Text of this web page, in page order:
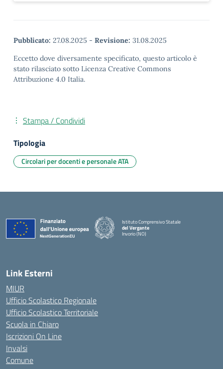
Pubblicato: 27.08.2025 - Revisione: 31.08.2025
Eccetto dove diversamente specificato, questo articolo è
stato rilasciato sotto Licenza Creative Commons
Attribuzione 4.0 Italia.
Stampa / Condividi
Tipologia
Circolari per docenti e personale ATA
Istituto Comprensivo Statale
del Vergante
Invorio (NO)
Link Esterni
MIUR
Ufficio Scolastico Regionale
Ufficio Scolastico Territoriale
Scuola in Chiaro
Iscrizioni On Line
Invalsi
Comune